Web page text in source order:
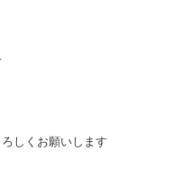
しくお願いします